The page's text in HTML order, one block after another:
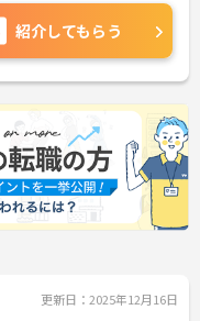
紹介してもらう
更新日：2025年12月16日